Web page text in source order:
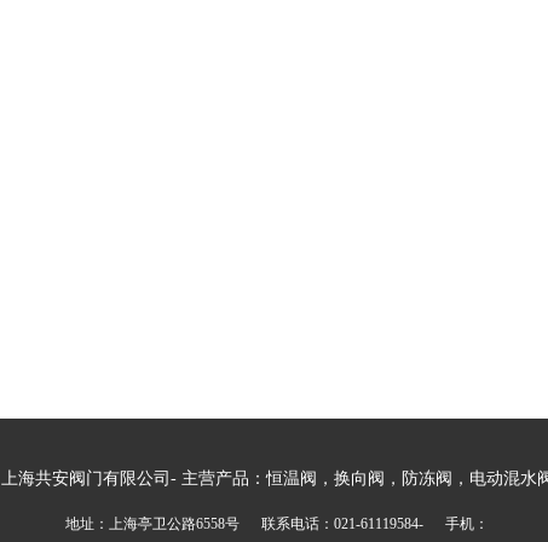
上海共安阀门有限公司- 主营产品：恒温阀，换向阀，防冻阀，电动混水
地址：上海亭卫公路6558号 联系电话：021-61119584- 手机：